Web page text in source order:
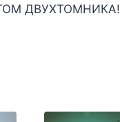
ДВУХТОМНИКА!